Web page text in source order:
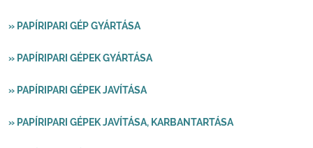
» PAPÍRIPARI GÉP GYÁRTÁSA
» PAPÍRIPARI GÉPEK GYÁRTÁSA
» PAPÍRIPARI GÉPEK JAVÍTÁSA
» PAPÍRIPARI GÉPEK JAVÍTÁSA, KARBANTARTÁSA